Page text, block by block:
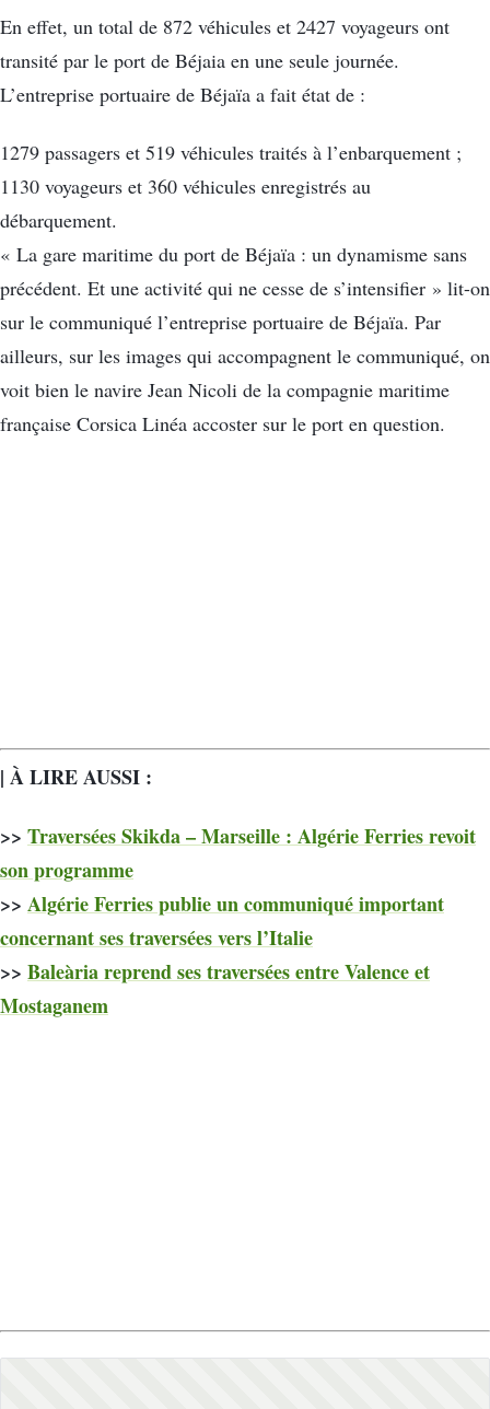
En effet, un total de 872 véhicules et 2427 voyageurs ont
transité par le port de Béjaia en une seule journée.
L’entreprise portuaire de Béjaïa a fait état de :
1279 passagers et 519 véhicules traités à l’enbarquement ;
1130 voyageurs et 360 véhicules enregistrés au
débarquement.
« La gare maritime du port de Béjaïa : un dynamisme sans
précédent. Et une activité qui ne cesse de s’intensifier » lit-on
sur le communiqué l’entreprise portuaire de Béjaïa. Par
ailleurs, sur les images qui accompagnent le communiqué, on
voit bien le navire Jean Nicoli de la compagnie maritime
française Corsica Linéa accoster sur le port en question.
| À LIRE AUSSI :
>> Traversées Skikda – Marseille : Algérie Ferries revoit
son programme
>> Algérie Ferries publie un communiqué important
concernant ses traversées vers l’Italie
>> Baleària reprend ses traversées entre Valence et
Mostaganem